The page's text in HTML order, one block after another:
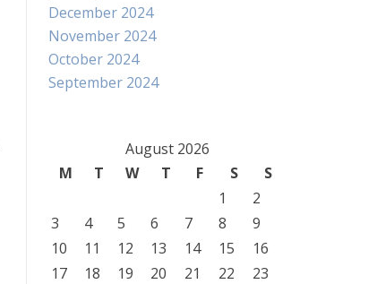
December 2024
November 2024
October 2024
September 2024
August 2026
M
T W T F S
S
1
2
3
4 5 6 7 8
9
10
11 12 13 14 15
16
17
18 19 20 21 22
23